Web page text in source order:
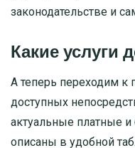
законодательстве и
Какие
А теперь переходим к
доступных
актуальные платные и
описаны в удобной